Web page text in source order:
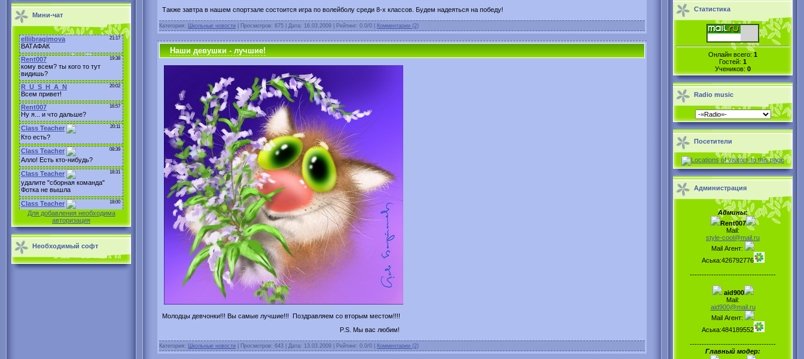
Мини-чат
Для добавления необходима
авторизация
Необходимый софт
Также завтра в нашем спортзале состоится игра по волейболу среди 8-х классов. Будем надеяться на победу!
Категория: Школьные новости | Просмотров: 675 | Дата: 16.03.2009 | Рейтинг: 0.0/0 | Комментарии (2)
Наши девушки - лучшие!
Молодцы девчонки!!! Вы самые лучшие!!! Поздравляем со вторым местом!!!!
P.S. Мы вас любим!
Категория: Школьные новости | Просмотров: 643 | Дата: 13.03.2009 | Рейтинг: 0.0/0 | Комментарии (2)
Статистика
Онлайн всего: 1
Гостей: 1
Учеников: 0
Radio music
Посетители
Администрация
Админы:
Rent007
Mail:
style-cool@mail.ru
Mail Агент:
Аська:426792776
------------------------------------
aid900
Mail:
aid900@mail.ru
Mail Агент:
Аська:484189552
------------------------------------
Главный модер: